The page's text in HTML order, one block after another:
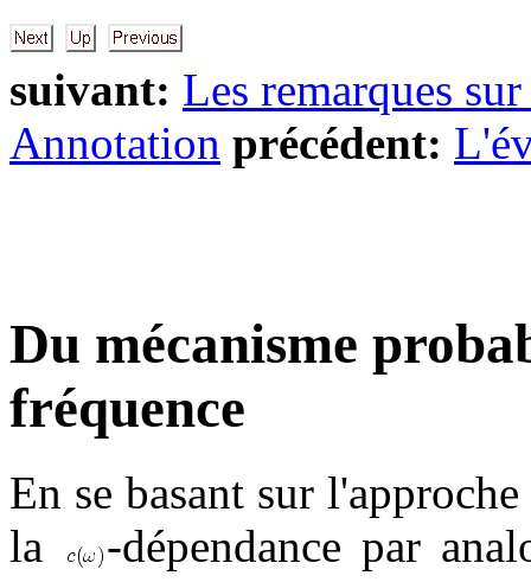
suivant: Les remarques
Annotation précédent:
Du mécanisme
fréquence
En se basant sur
la
-dépendance par